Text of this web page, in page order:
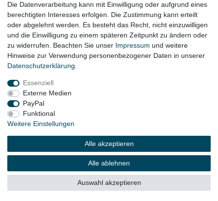
Die Datenverarbeitung kann mit Einwilligung oder aufgrund eines
berechtigten Interesses erfolgen. Die Zustimmung kann erteilt
oder abgelehnt werden. Es besteht das Recht, nicht einzuwilligen
und die Einwilligung zu einem späteren Zeitpunkt zu ändern oder
zu widerrufen. Beachten Sie unser Impressum und weitere
Hinweise zur Verwendung personenbezogener Daten in unserer
Daten­schutz­erklärung
Essenziell
Externe Medien
PayPal
Funktional
Weitere Einstellungen
Alle akzeptieren
Alle ablehnen
Auswahl akzeptieren